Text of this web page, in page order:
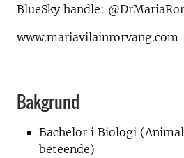
BlueSky handle:
www.mariavilainrorvang.com
Bakgrund
Bachelor i Biologi
beteende)